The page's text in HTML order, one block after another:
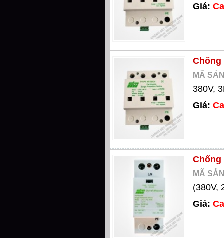
Giá:
Chống
MÃ
380V,
Giá:
Chống
MÃ
(380V,
Giá: